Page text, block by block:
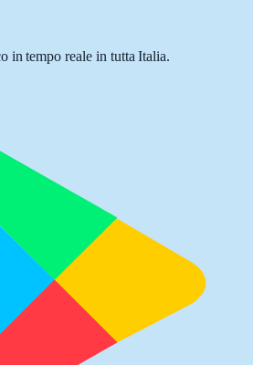
in tempo reale in tutta Italia.